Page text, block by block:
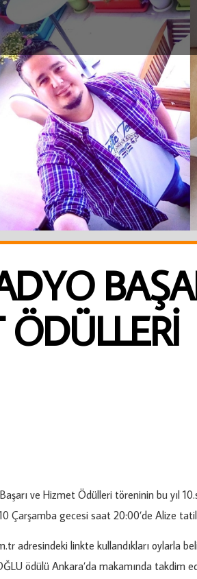
ve Hizmet Ödülleri töreninin bu yıl
Çarşamba gecesi saat 20:00’de Alize tatil
adresindeki linkte kullandıkları oylarla
ödülü Ankara’da makamında takdim